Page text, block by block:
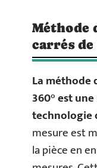
Méthode
carrés de
La méthode
360° est
technologie
mesure est
la pièce en